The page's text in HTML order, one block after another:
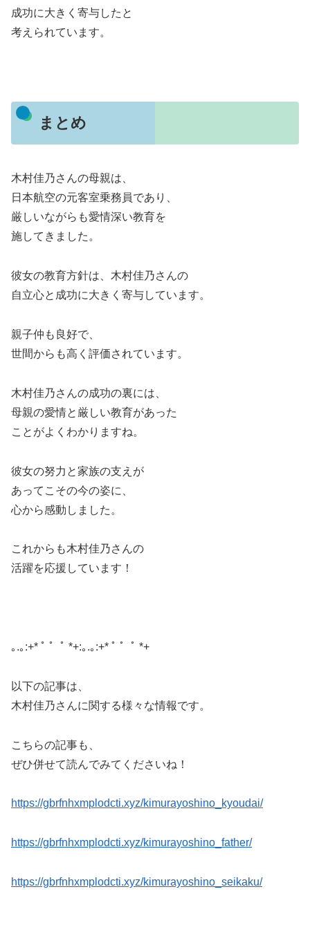
成功に大きく寄与したと
考えられています。
まとめ
木村佳乃さんの母親は、
日本航空の元客室乗務員であり、
厳しいながらも愛情深い教育を
施してきました。
彼女の教育方針は、木村佳乃さんの
自立心と成功に大きく寄与しています。
親子仲も良好で、
世間からも高く評価されています。
木村佳乃さんの成功の裏には、
母親の愛情と厳しい教育があった
ことがよくわかりますね。
彼女の努力と家族の支えが
あってこその今の姿に、
心から感動しました。
これからも木村佳乃さんの
活躍を応援しています！
｡.｡:+* ﾟ ゜ﾟ *+:｡.｡:+* ﾟ ゜ﾟ *+
以下の記事は、
木村佳乃さんに関する様々な情報です。
こちらの記事も、
ぜひ併せて読んでみてくださいね！
https://gbrfnhxmplodcti.xyz/kimurayoshino_kyoudai/
https://gbrfnhxmplodcti.xyz/kimurayoshino_father/
https://gbrfnhxmplodcti.xyz/kimurayoshino_seikaku/